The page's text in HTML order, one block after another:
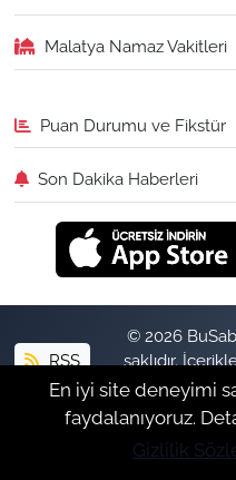
Malatya Namaz Vakitleri
Puan Durumu ve Fikstür
Son Dakika Haberleri
RSS
© 2026
saklıdır.
Haber
En iyi site deneyimi
faydalanıyoruz.
Gizlilik